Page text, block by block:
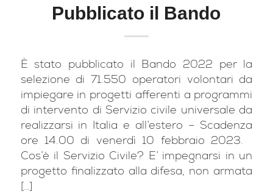
Pubblicato il Bando
È stato pubblicato il Bando 2022 per la
selezione di 71.550 operatori volontari da
impiegare in progetti afferenti a programmi
di intervento di Servizio civile universale da
realizzarsi in Italia e all’estero – Scadenza
ore 14.00 di venerdì 10 febbraio 2023.
Cos’è il Servizio Civile? E’ impegnarsi in un
progetto finalizzato alla difesa, non armata
[…]